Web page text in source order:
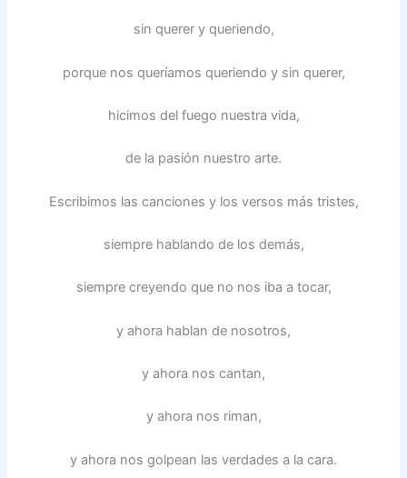
sin querer y queriendo,
porque nos queríamos queriendo y sin querer,
hicimos del fuego nuestra vida,
de la pasión nuestro arte.
Escribimos las canciones y los versos más tristes,
siempre hablando de los demás,
siempre creyendo que no nos iba a tocar,
y ahora hablan de nosotros,
y ahora nos cantan,
y ahora nos riman,
y ahora nos golpean las verdades a la cara.